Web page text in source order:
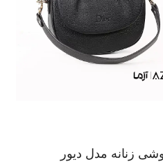
زنانه مدل دیور